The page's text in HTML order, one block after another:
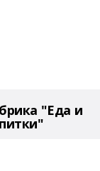
"Еда и